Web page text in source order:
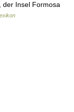
der Insel Formosa